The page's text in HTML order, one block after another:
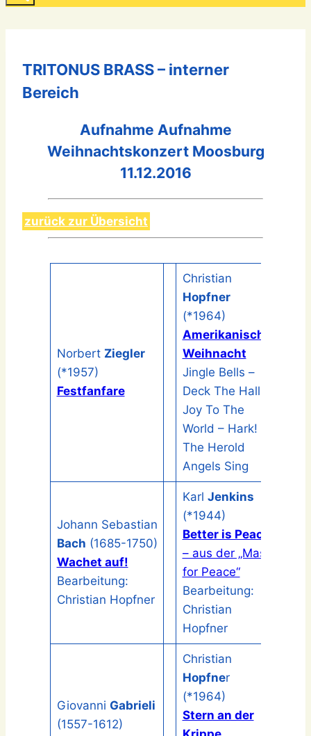
TRITONUS BRASS – interner
Bereich
Aufnahme Aufnahme
Weihnachtskonzert Moosburg
11.12.2016
zurück zur Übersicht
Norbert Ziegler
(*1957)
Festfanfare
Christian
Hopfner
(*1964)
Amerikanische
Weihnacht
Jingle Bells –
Deck The Hall –
Joy To The
World – Hark!
The Herold
Angels Sing
Johann Sebastian
Bach (1685-1750)
Wachet auf!
Bearbeitung:
Christian Hopfner
Karl Jenkins
(*1944)
Better is Peace
– aus der „Mass
for Peace“
Bearbeitung:
Christian
Hopfner
Giovanni Gabrieli
(1557-1612)
Christian
Hopfner
(*1964)
Stern an der